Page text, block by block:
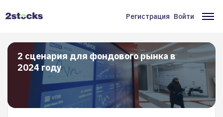
Меню
учётной
записи
пользователя
Регистрация Войти
2 сценария для фондового рынка в
2024 году